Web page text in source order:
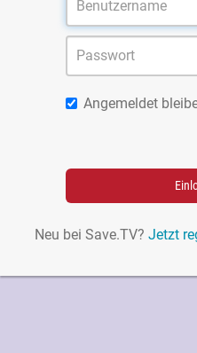
Angemeldet
Neu bei Save.TV? Jetzt